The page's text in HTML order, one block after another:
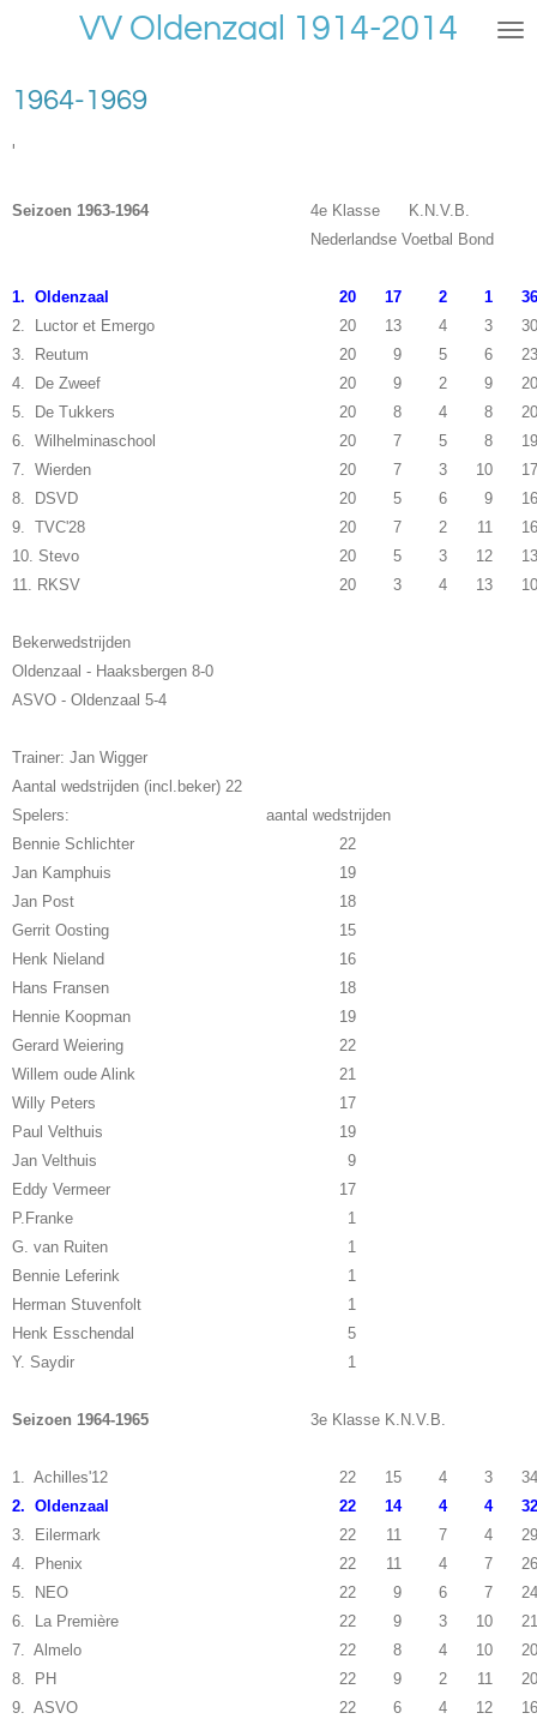
de
hoofdinhoud
VV Oldenzaal 1914-2014
1964-1969
'
Seizoen 1963-1964
4e Klasse K.N.V.B.
Nederlandse Voetbal Bond
1. Oldenzaal 20 17 2 1
36
2. Luctor et Emergo
20 13 4 3
30
3. Reutum
20 9 5 6
23
4. De Zweef
20 9 2 9
20
5. De Tukkers
20 8 4 8
20
6. Wilhelminaschool
20 7 5 8
19
7. Wierden
20 7 3 10
17
8. DSVD
20 5 6 9
16
9. TVC'28
20 7 2 11
16
10. Stevo
20 5 3 12
13
11. RKSV
20 3 4 13 10
Bekerwedstrijden
Oldenzaal - Haaksbergen 8-0
ASVO - Oldenzaal 5-4
Trainer: Jan Wigger
Aantal wedstrijden (incl.beker) 22
Spelers: aantal wedstrijden
Bennie Schlichter
22
Jan Kamphuis
19
Jan Post
18
Gerrit Oosting
15
Henk Nieland
16
Hans Fransen
18
Hennie Koopman
19
Gerard Weiering
22
Willem oude Alink
21
Willy Peters
17
Paul Velthuis
19
Jan Velthuis
9
Eddy Vermeer
17
P.Franke
1
G. van Ruiten
1
Bennie Leferink
1
Herman Stuvenfolt
1
Henk Esschendal
5
Y. Saydir
1
Seizoen 1964-1965 3e Klasse K.N.V.B.
1. Achilles'12 22 15 4 3
34
2. Oldenzaal
22 14 4 4
32
3. Eilermark
22 11 7 4
29
4. Phenix
22 11 4 7
26
5. NEO
22 9 6 7
24
6. La Première
22 9 3 10
21
7. Almelo
22 8 4 10
20
8. PH
22 9 2 11
20
9. ASVO
22 6 4 12
16